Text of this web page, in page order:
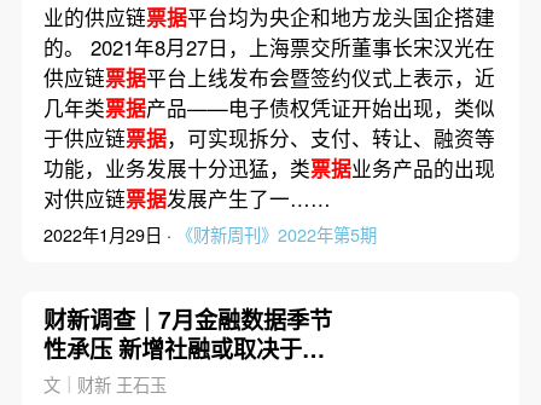
业的供应链票据平台均为央企和地方龙头国企搭建
的。 2021年8月27日，上海票交所董事长宋汉光在
供应链票据平台上线发布会暨签约仪式上表示，近
几年类票据产品——电子债权凭证开始出现，类似
于供应链票据，可实现拆分、支付、转让、融资等
功能，业务发展十分迅猛，类票据业务产品的出现
对供应链票据发展产生了一……
2022年1月29日 · 《财新周刊》2022年第5期
财新调查｜7月金融数据季节
性承压 新增社融或取决于政
府债券
文｜财新 王石玉